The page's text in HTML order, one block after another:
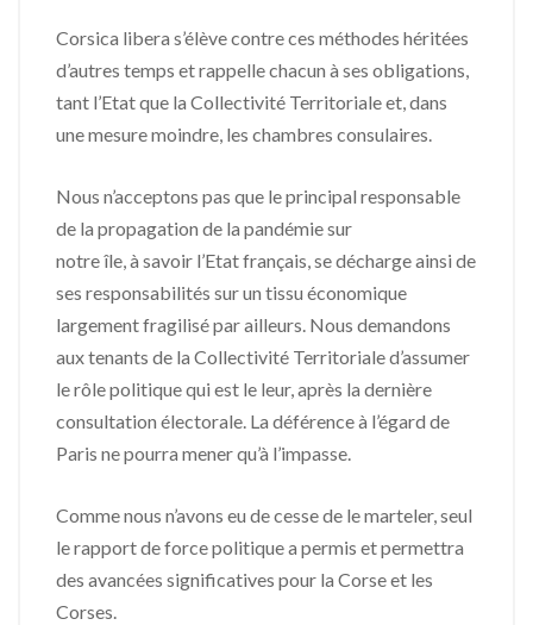
Corsica libera s’élève contre ces méthodes héritées
d’autres temps et rappelle chacun à ses obligations,
tant l’Etat que la Collectivité Territoriale et, dans
une mesure moindre, les chambres consulaires.
Nous n’acceptons pas que le principal responsable
de la propagation de la pandémie sur
notre île, à savoir l’Etat français, se décharge ainsi de
ses responsabilités sur un tissu économique
largement fragilisé par ailleurs. Nous demandons
aux tenants de la Collectivité Territoriale d’assumer
le rôle politique qui est le leur, après la dernière
consultation électorale. La déférence à l’égard de
Paris ne pourra mener qu’à l’impasse.
Comme nous n’avons eu de cesse de le marteler, seul
le rapport de force politique a permis et permettra
des avancées significatives pour la Corse et les
Corses.